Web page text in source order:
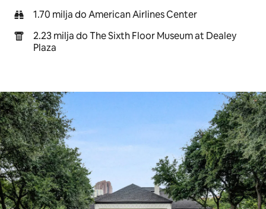
1.70 milja do American Airlines Center
2.23 milja do The Sixth Floor Museum at Dealey
Plaza